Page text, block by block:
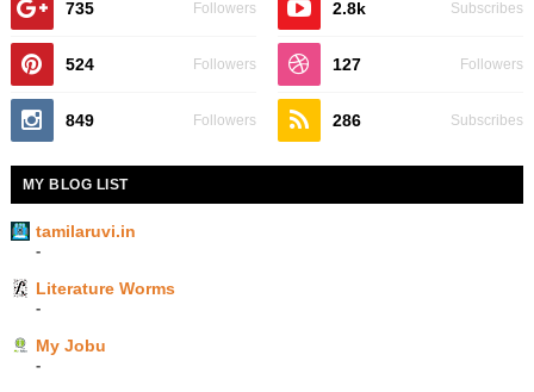
735 Followers 2.8k Subscribes
524 Followers 127 Followers
849 Followers 286 Subscribes
MY BLOG LIST
tamilaruvi.in
-
Literature Worms
-
My Jobu
-